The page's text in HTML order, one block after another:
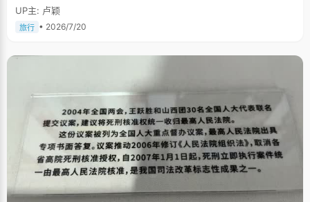
UP主: 卢颖
旅行 • 2026/7/20